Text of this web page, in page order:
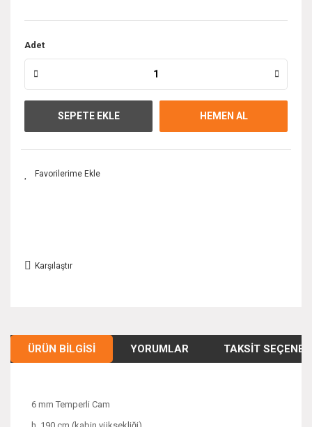
Adet
SEPETE EKLE HEMEN AL
Karşılaştır
ÜRÜN BILGISI YORUMLAR TAKSIT
6 mm Temperli Cam